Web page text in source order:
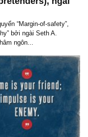
thận với những
pretenders),
quyển “Margin-of-
bởi ngài Seth A.